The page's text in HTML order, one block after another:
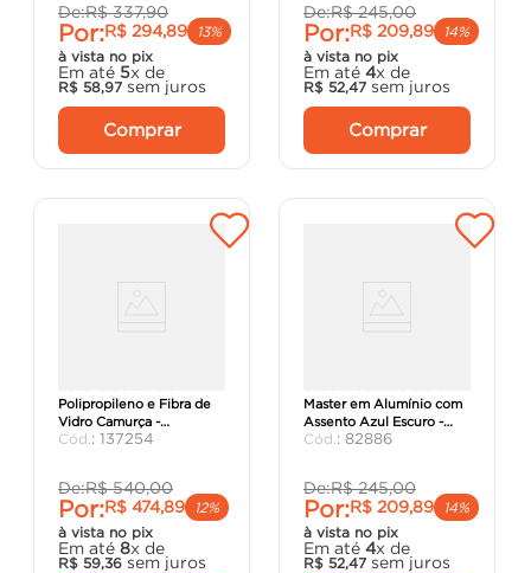
De:R$ 337,90
Por:R$ 294,89
13%
à vista no pix
Em até 5x de
R$ 58,97 sem juros
Comprar
De:R$ 245,00
Por:R$ 209,89
14%
à vista no pix
Em até 4x de
R$ 52,47 sem juros
Comprar
Polipropileno e Fibra de
Vidro Camurça -
Tramontina.
: 137254
De:R$ 540,00
Por:R$ 474,89
12%
à vista no pix
Em até 8x de
R$ 59,36 sem juros
Master em Alumínio com
Assento Azul Escuro -
Tramontina.
: 82886
De:R$ 245,00
Por:R$ 209,89
14%
à vista no pix
Em até 4x de
R$ 52,47 sem juros